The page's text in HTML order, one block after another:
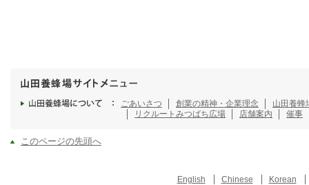
ごあいさつ 創業の精神・企業理念
山田養蜂
リクルート みつばち広場 店舗案内 催事
このページの先頭へ
English Chinese Korean